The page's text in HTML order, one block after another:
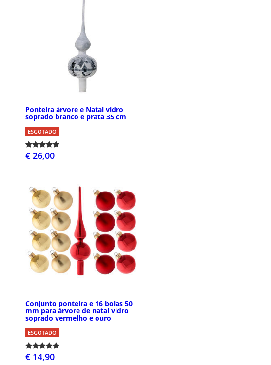
Ponteira árvore e Natal vidro
soprado branco e prata 35 cm
ESGOTADO
€ 26,00
Conjunto ponteira e 16 bolas 50
mm para árvore de natal vidro
soprado vermelho e ouro
ESGOTADO
€ 14,90